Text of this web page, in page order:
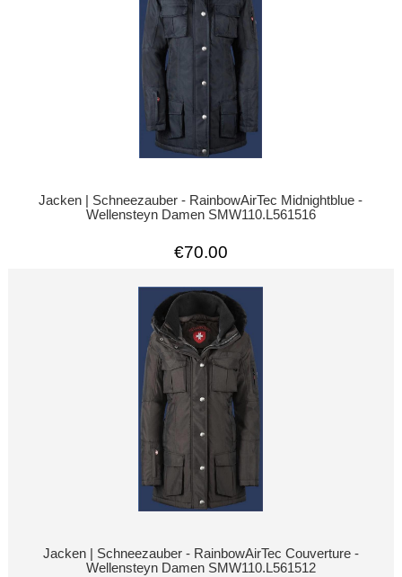
Jacken | Schneezauber - RainbowAirTec Midnightblue -
Wellensteyn Damen SMW110.L561516
€70.00
Jacken | Schneezauber - RainbowAirTec Couverture -
Wellensteyn Damen SMW110.L561512